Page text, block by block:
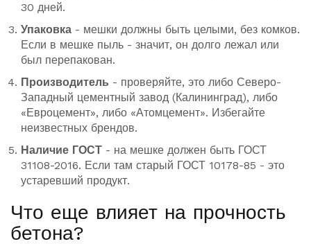
30 дней.
Упаковка - мешки должны быть целыми, без комков.
Если в мешке пыль - значит, он долго лежал или
был перепакован.
Производитель - проверяйте, это либо Северо-
Западный цементный завод (Калининград), либо
«Евроцемент», либо «Атомцемент». Избегайте
неизвестных брендов.
Наличие ГОСТ - на мешке должен быть ГОСТ
31108-2016. Если там старый ГОСТ 10178-85 - это
устаревший продукт.
Что еще влияет на прочность
бетона?